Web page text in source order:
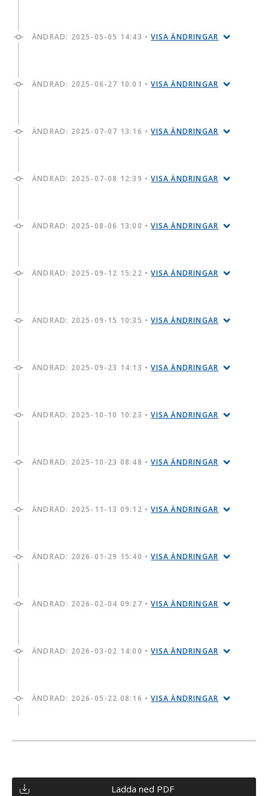
ÄNDRAD: 2025-05-05 14:43 •VISA ÄNDRINGAR
ÄNDRAD: 2025-06-27 10:01 •VISA ÄNDRINGAR
ÄNDRAD: 2025-07-07 13:16 •VISA ÄNDRINGAR
ÄNDRAD: 2025-07-08 12:39 •VISA ÄNDRINGAR
ÄNDRAD: 2025-08-06 13:00 •VISA ÄNDRINGAR
ÄNDRAD: 2025-09-12 15:22 •VISA ÄNDRINGAR
ÄNDRAD: 2025-09-15 10:35 •VISA ÄNDRINGAR
ÄNDRAD: 2025-09-23 14:13 •VISA ÄNDRINGAR
ÄNDRAD: 2025-10-10 10:23 •VISA ÄNDRINGAR
ÄNDRAD: 2025-10-23 08:48 •VISA ÄNDRINGAR
ÄNDRAD: 2025-11-13 09:12 •VISA ÄNDRINGAR
ÄNDRAD: 2026-01-29 15:40 •VISA ÄNDRINGAR
ÄNDRAD: 2026-02-04 09:27 •VISA ÄNDRINGAR
ÄNDRAD: 2026-03-02 14:00 •VISA ÄNDRINGAR
ÄNDRAD: 2026-05-22 08:16 •VISA ÄNDRINGAR
Ladda ned PDF